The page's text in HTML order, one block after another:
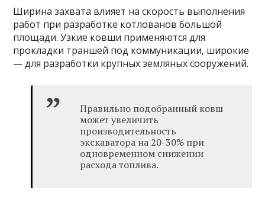
Ширина захвата влияет на скорость выполнения
работ при разработке котлованов большой
площади. Узкие ковши применяются для
прокладки траншей под коммуникации, широкие
— для разработки крупных земляных сооружений.
Правильно подобранный ковш
может увеличить
производительность
экскаватора на 20-30% при
одновременном снижении
расхода топлива.